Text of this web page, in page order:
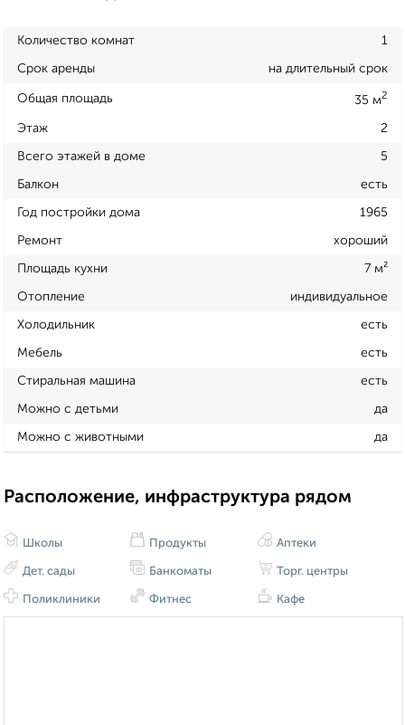
Количество комнат 1
Срок аренды на длительный срок
Общая площадь 35 м2
Этаж 2
Всего этажей в доме 5
Балкон есть
Год постройки дома 1965
Ремонт хороший
Площадь кухни 7 м²
Отопление индивидуальное
Холодильник есть
Мебель есть
Стиральная машина есть
Можно с детьми да
Можно с животными да
Расположение, инфраструктура рядом
Школы
Дет. сады
Поликлиники
Продукты
Банкоматы
Фитнес
Аптеки
Торг. центры
Кафе